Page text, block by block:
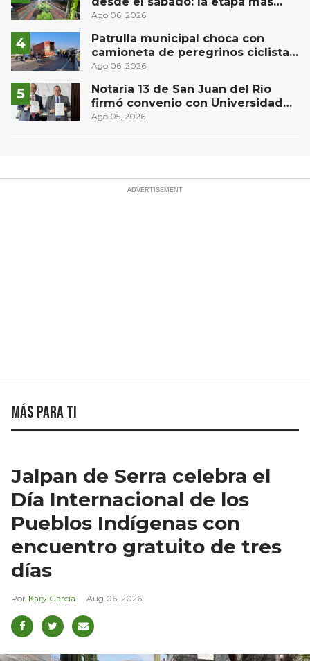
compleja del operativo vial
Ago 06, 2026
Patrulla municipal choca con
camioneta de peregrinos ciclistas
en la autopista México-Querétaro
Ago 06, 2026
Notaría 13 de San Juan del Río
firmó convenio con Universidad
Privada del Bajío para recibir
Ago 05, 2026
Más para ti
Jalpan de Serra celebra el
Día Internacional de los
Pueblos Indígenas con
encuentro gratuito de tres
días
Kary García Aug 06, 2026